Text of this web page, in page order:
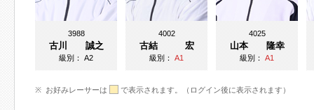
3988
古川 誠之
級別：A2
4002
古結 宏
級別：A1
4025
山本 隆幸
級別：A1
お好みレーサーは で表示されます。（ログイン後に表示されます）